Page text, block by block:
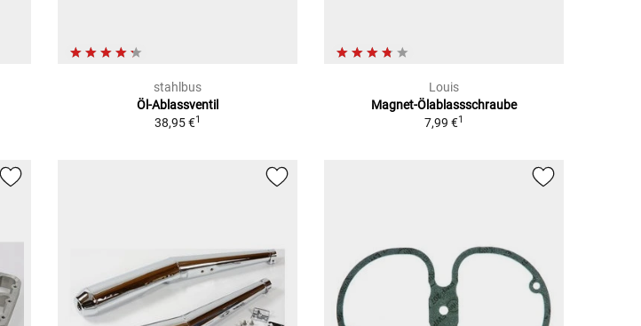
stahlbus
Öl-Ablassventil
38,95 €1
Louis
Magnet-Ölablassschraube
7,99 €1